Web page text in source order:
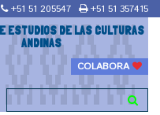
+51 51 205547 +51 51 357415
ESTUDIOS DE LAS CULTURAS
ANDINAS
COLABORA